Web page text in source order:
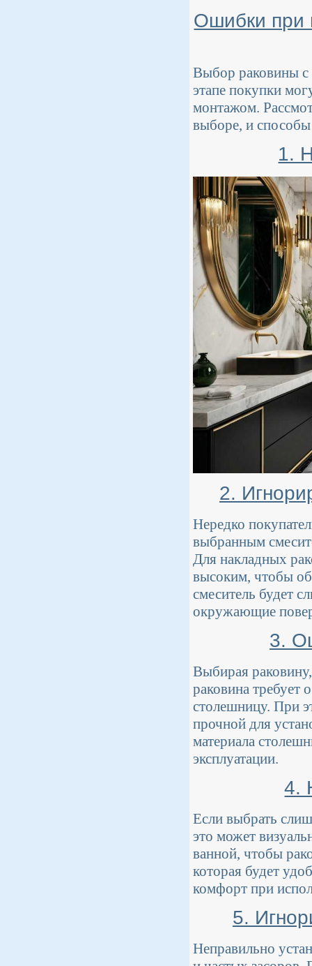
Ошибки при
Выбор раковины с
этапе покупки
монтажом.
выборе, и
1.
2.
Нередко
выбранным
Для накладных
высоким, чтобы
смеситель будет
окружающие
3.
Выбирая
раковина требует
столешницу. При
прочной для
материала
эксплуатации.
4.
Если выбрать
это может
ванной, чтобы
которая будет
комфорт при
5.
Неправильно